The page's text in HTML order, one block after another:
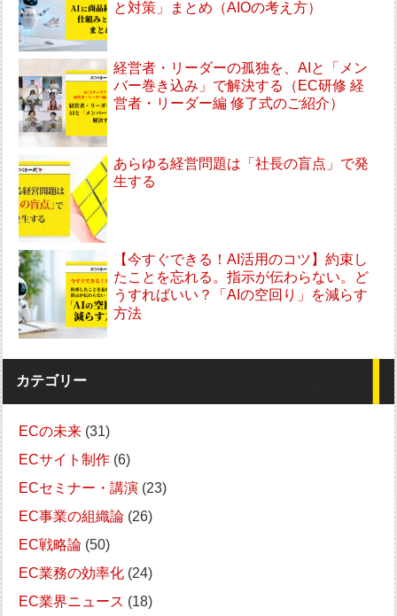
と対策」まとめ（AIOの考え方）
経営者・リーダーの孤独を、AIと「メン
バー巻き込み」で解決する（EC研修 経
営者・リーダー編 修了式のご紹介）
あらゆる経営問題は「社長の盲点」で発
生する
【今すぐできる！AI活用のコツ】約束し
たことを忘れる。指示が伝わらない。ど
うすればいい？「AIの空回り」を減らす
方法
カテゴリー
ECの未来 (31)
ECサイト制作 (6)
ECセミナー・講演 (23)
EC事業の組織論 (26)
EC戦略論 (50)
EC業務の効率化 (24)
EC業界ニュース (18)